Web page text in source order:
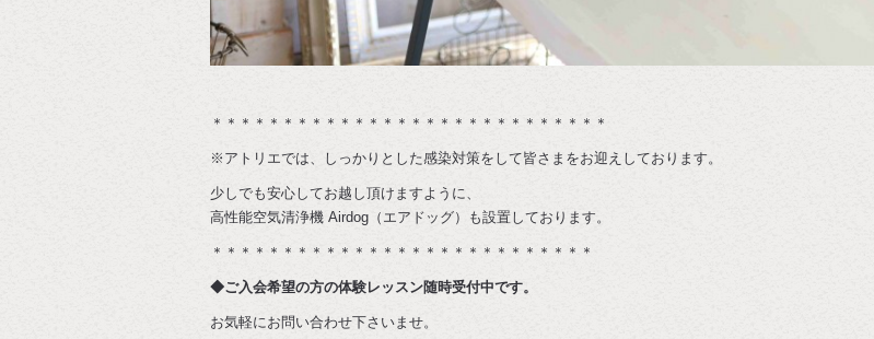
＊＊＊＊＊＊＊＊＊＊＊＊＊＊＊＊＊＊＊＊＊＊＊＊＊＊＊＊
※アトリエでは、しっかりとした感染対策をして皆さまをお迎えしております。
少しでも安心してお越し頂けますように、
高性能空気清浄機 Airdog（エアドッグ）も設置しております。
＊＊＊＊＊＊＊＊＊＊＊＊＊＊＊＊＊＊＊＊＊＊＊＊＊＊＊
◆ご入会希望の方の体験レッスン随時受付中です。
お気軽にお問い合わせ下さいませ。